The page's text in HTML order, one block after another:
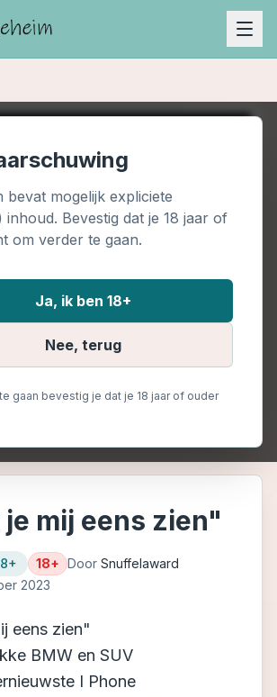
bevat mogelijk expliciete
inhoud. Bevestig dat je 18 jaar of
om verder te gaan.
Ja, ik ben 18+
Nee, terug
gaan bevestig je dat je 18 jaar of ouder
mij eens zien"
18+ Door Snuffelaward
2023
eens zien"
BMW en SUV
I Phone